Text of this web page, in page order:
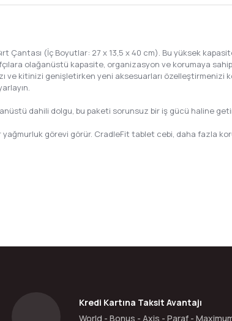
Çantası (İç Boyutlar: 27 x 13,5 x 40 cm). Bu yüksek
olağanüstü kapasite, organizasyon ve korumaya sahip
ve kitinizi genişletirken yeni aksesuarları özelleştirmenizi
dahili dolgu, bu paketi sorunsuz bir iş gücü haline
yağmurluk görevi görür. CradleFit tablet cebi, daha fazla
Yorum Yaz
gördüğünüz noktaları öneri formunu kullanarak
Kredi Kartına Taksit Avantajı
World - Bonus - Axis - Paraf -